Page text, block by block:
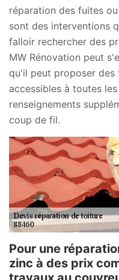
réparation des fuites
sont des interventions
falloir rechercher des
MW Rénovation peut
qu'il peut proposer des
accessibles à toutes
renseignements
coup de fil.
Pour une
zinc à des prix